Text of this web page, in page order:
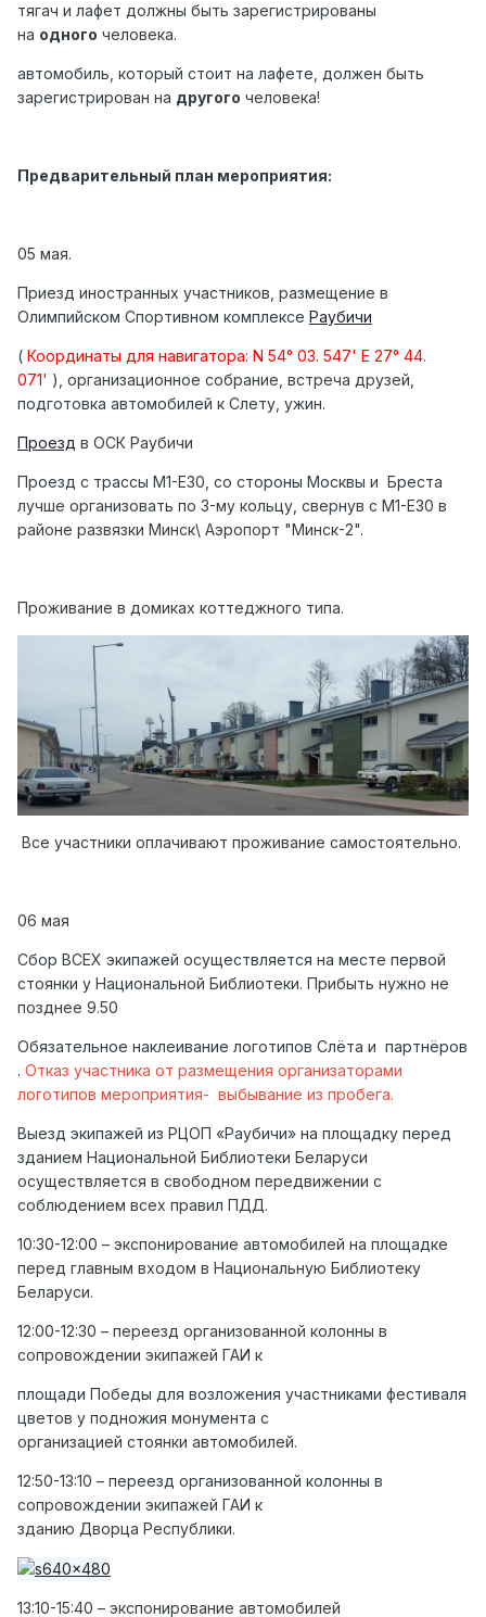
тягач и лафет должны быть зарегистрированы
на одного человека.
автомобиль, который стоит на лафете, должен быть
зарегистрирован на другого человека!
Предварительный план мероприятия:
05 мая.
Приезд иностранных участников, размещение в
Олимпийском Спортивном комплексе Раубичи
( Координаты для навигатора: N 54° 03. 547' E 27° 44.
071' ), организационное собрание, встреча друзей,
подготовка автомобилей к Слету, ужин.
Проезд в ОСК Раубичи
Проезд с трассы М1-Е30, со стороны Москвы и Бреста
лучше организовать по 3-му кольцу, свернув с М1-Е30 в
районе развязки Минск\ Аэропорт "Минск-2".
Проживание в домиках коттеджного типа.
Все участники оплачивают проживание самостоятельно.
06 мая
Сбор ВСЕХ экипажей осуществляется на месте первой
стоянки у Национальной Библиотеки. Прибыть нужно не
позднее 9.50
Обязательное наклеивание логотипов Слёта и партнёров
. Отказ участника от размещения организаторами
логотипов мероприятия- выбывание из пробега.
Выезд экипажей из РЦОП «Раубичи» на площадку перед
зданием Национальной Библиотеки Беларуси
осуществляется в свободном передвижении с
соблюдением всех правил ПДД.
10:30-12:00 – экспонирование автомобилей на площадке
перед главным входом в Национальную Библиотеку
Беларуси.
12:00-12:30 – переезд организованной колонны в
сопровождении экипажей ГАИ к
площади Победы для возложения участниками фестиваля
цветов у подножия монумента с
организацией стоянки автомобилей.
12:50-13:10 – переезд организованной колонны в
сопровождении экипажей ГАИ к
зданию Дворца Республики.
13:10-15:40 – экспонирование автомобилей